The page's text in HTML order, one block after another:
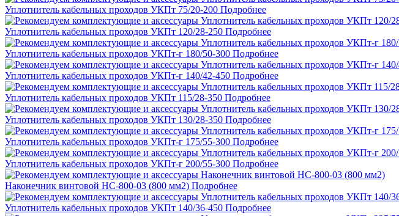
Уплотнитель кабельных проходов УКПт 75/20-200 Подробнее
Уплотнитель кабельных проходов УКПт 120/28-250 Подробнее
Уплотнитель кабельных проходов УКПт-г 180/50-300 Подробнее
Уплотнитель кабельных проходов УКПт-г 140/42-450 Подробнее
Уплотнитель кабельных проходов УКПт 115/28-350 Подробнее
Уплотнитель кабельных проходов УКПт 130/28-350 Подробнее
Уплотнитель кабельных проходов УКПт-г 175/55-300 Подробнее
Уплотнитель кабельных проходов УКПт-г 200/55-300 Подробнее
Наконечник винтовой НС-800-03 (800 мм2) Подробнее
Уплотнитель кабельных проходов УКПт 140/36-450 Подробнее